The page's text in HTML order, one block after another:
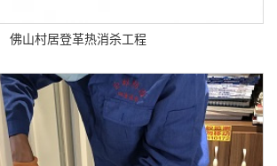
佛山村居登革热消杀工程